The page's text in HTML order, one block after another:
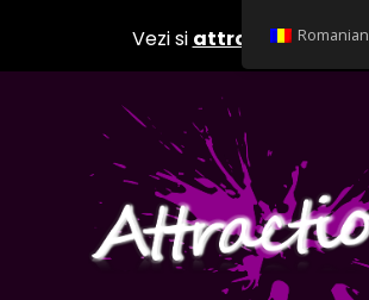
Vezi si attractionclub.ro
Romanian